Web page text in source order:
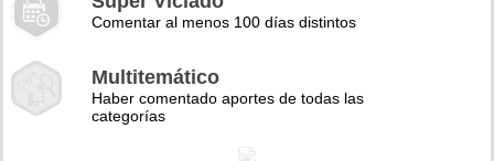
Comentar al menos 100 días distintos
Multitemático
Haber comentado aportes de todas las
categorías